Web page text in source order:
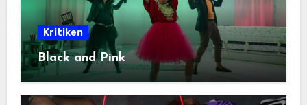
Kritiken
Black and Pink